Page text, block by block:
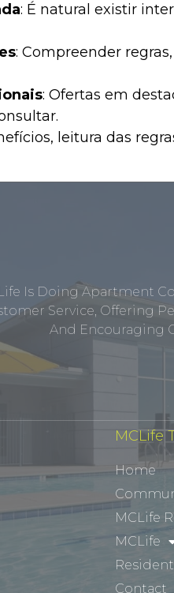
: É natural existir
: Compreender
: Ofertas em
leitura das
Is Doing Apartment
Service, Offering
And Encouraging
MCLife
Home
MCLife
MCLife
Contact